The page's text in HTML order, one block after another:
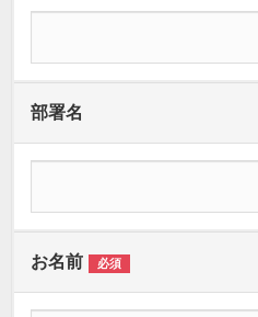
部署名
お名前 必須